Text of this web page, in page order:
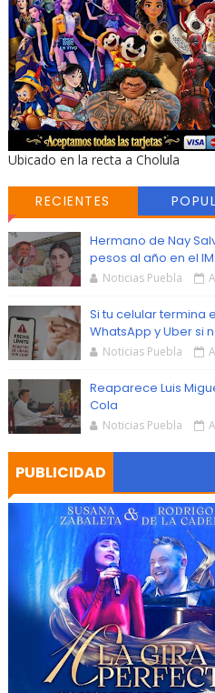
Ubicado en la recta a Cholula
RECIENTES
Hermano de Nay
pesos al año en el
Noticias Puebla
Si tu celular termina
WhatsApp y Uber si
Noticias Puebla
Reaparece Luis
Cola
Noticias Puebla
PUBLICIDAD